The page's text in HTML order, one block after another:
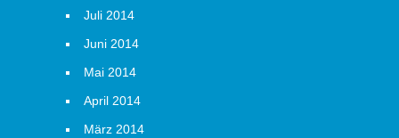
Juli 2014
Juni 2014
Mai 2014
April 2014
März 2014